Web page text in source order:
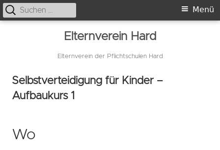
Elternverein Hard
Elternverein der Pflichtschulen Hard
Primäres
Menü
Suche
nach:
Selbstverteidigung für Kinder –
Aufbaukurs 1
Wo